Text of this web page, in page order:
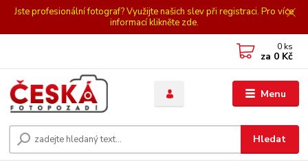
Jste profesionální fotograf? Využijte našich slev při registraci. Pro více
informací klikněte zde.
Menu
Hledat
0 ks
za 0 Kč